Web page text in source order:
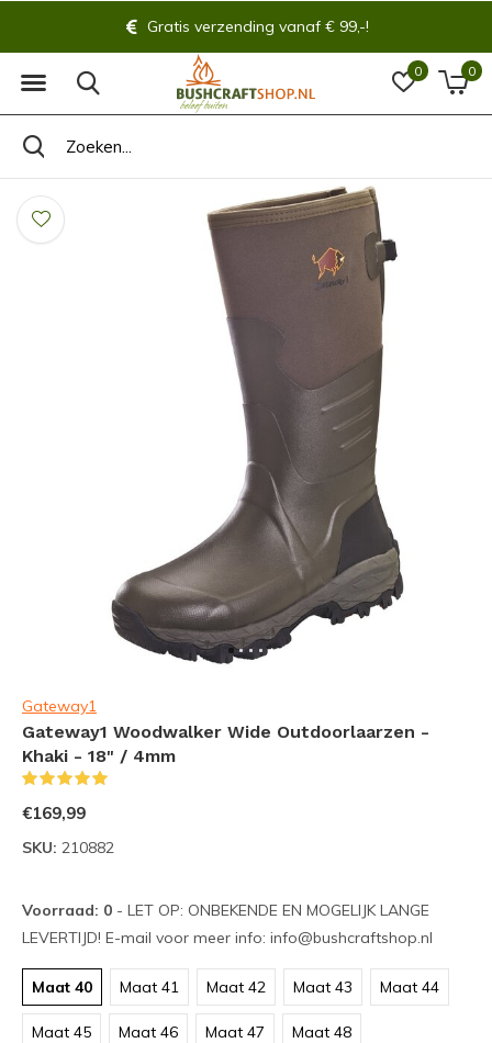
0 0
Gratis verzending vanaf € 99,-!
Gateway1
Gateway1 Woodwalker Wide Outdoorlaarzen -
Khaki - 18" / 4mm
€169,99
SKU: 210882
Voorraad: 0 - LET OP: ONBEKENDE EN MOGELIJK LANGE
LEVERTIJD! E-mail voor meer info: info@bushcraftshop.nl
Maat 40 Maat 41 Maat 42 Maat 43 Maat 44
Maat 45 Maat 46 Maat 47 Maat 48